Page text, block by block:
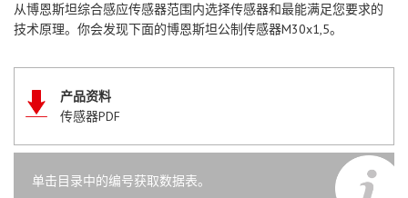
从博恩斯坦综合感应传感器范围内选择传感器和最能满足您要求的
技术原理。你会发现下面的博恩斯坦公制传感器M30x1,5。
产品资料
传感器PDF
单击目录中的编号获取数据表。